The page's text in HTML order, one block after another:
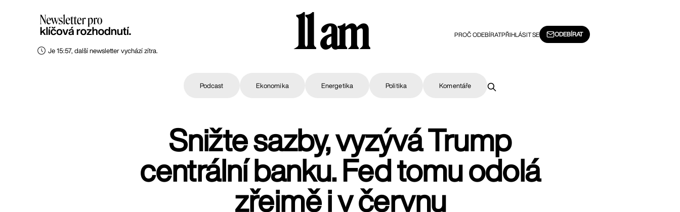
Je 15:57, další newsletter vychází zítra. 11 am PROČ ODEBÍRATPŘIHLÁSIT SE ODEBÍRAT
Podcast Ekonomika Energetika Politika Komentáře
Snižte sazby, vyzývá Trump
centrální banku. Fed tomu odolá
zřejmě i v červnu